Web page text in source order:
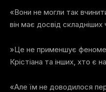
«Вони не могли так
він має досвід складніших
»Це не применшує
Крістіана та інших, хто є
«Але їм не доводилося